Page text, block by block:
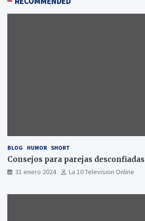
BLOG HUMOR SHORT
Consejos para parejas desconfiadas
31 enero 2024 La 10 Television Online